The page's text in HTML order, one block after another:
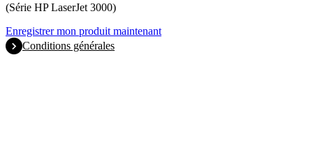
(Série HP LaserJet 3000)
Enregistrer mon produit maintenant
Conditions générales